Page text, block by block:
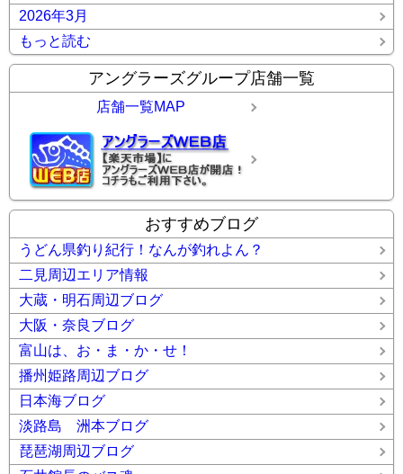
2026年3月
もっと読む
アングラーズグループ店舗一覧
店舗一覧MAP
おすすめブログ
うどん県釣り紀行！なんが釣れよん？
二見周辺エリア情報
大蔵・明石周辺ブログ
大阪・奈良ブログ
富山は、お・ま・か・せ！
播州姫路周辺ブログ
日本海ブログ
淡路島 洲本ブログ
琵琶湖周辺ブログ